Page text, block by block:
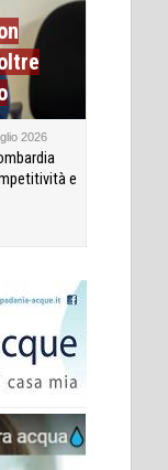
2026
e